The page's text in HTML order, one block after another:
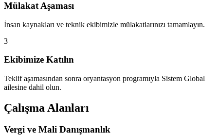
Mülakat Aşaması
İnsan kaynakları ve teknik ekibimizle mülakatlarınızı tamamlayın.
3
Ekibimize Katılın
Teklif aşamasından sonra oryantasyon programıyla Sistem Global
ailesine dahil olun.
Çalışma Alanları
Vergi ve Mali Danışmanlık